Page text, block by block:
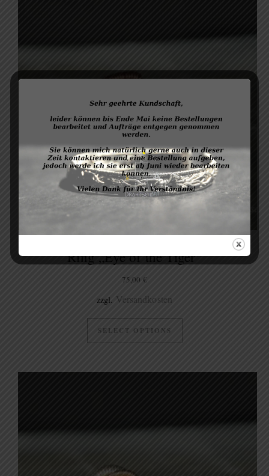
Ring „Eye of the Tiger“
75,00 €
zzgl. Versandkosten
SELECT OPTIONS